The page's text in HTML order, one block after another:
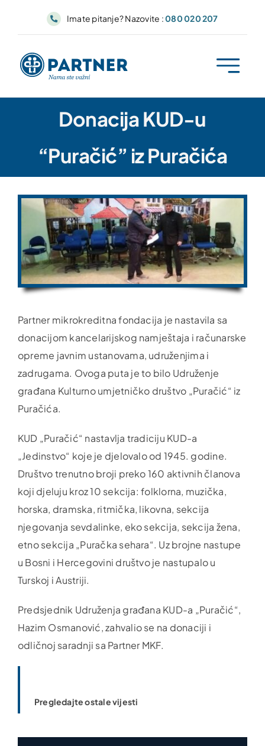
Imate pitanje? Nazovite :080 020 207
Donacija KUD-u
“Puračić” iz Puračića
Partner mikrokreditna fondacija je nastavila sa
donacijom kancelarijskog namještaja i računarske
opreme javnim ustanovama, udruženjima i
zadrugama. Ovoga puta je to bilo Udruženje
građana Kulturno umjetničko društvo „Puračić“ iz
Puračića.
KUD „Puračić“ nastavlja tradiciju KUD-a
„Jedinstvo“ koje je djelovalo od 1945. godine.
Društvo trenutno broji preko 160 aktivnih članova
koji djeluju kroz 10 sekcija: folklorna, muzička,
horska, dramska, ritmička, likovna, sekcija
njegovanja sevdalinke, eko sekcija, sekcija žena,
etno sekcija „Puračka sehara“. Uz brojne nastupe
u Bosni i Hercegovini društvo je nastupalo u
Turskoj i Austriji.
Predsjednik Udruženja građana KUD-a „Puračić“,
Hazim Osmanović, zahvalio se na donaciji i
odličnoj saradnji sa Partner MKF.
Pregledajte ostale vijesti